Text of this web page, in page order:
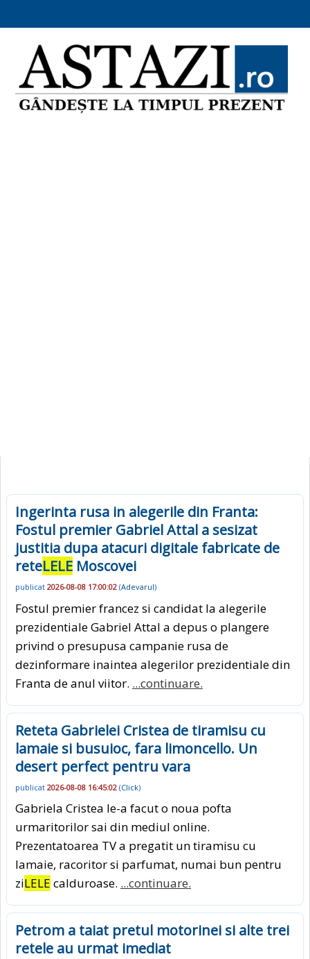
Ingerinta rusa in alegerile din Franta:
Fostul premier Gabriel Attal a sesizat
justitia dupa atacuri digitale fabricate de
reteLELE Moscovei
publicat 2026-08-08 17:00:02 (Adevarul)
Fostul premier francez si candidat la alegerile
prezidentiale Gabriel Attal a depus o plangere
privind o presupusa campanie rusa de
dezinformare inaintea alegerilor prezidentiale din
Franta de anul viitor. ...continuare.
Reteta Gabrielei Cristea de tiramisu cu
lamaie si busuioc, fara limoncello. Un
desert perfect pentru vara
publicat 2026-08-08 16:45:02 (Click)
Gabriela Cristea le-a facut o noua pofta
urmaritorilor sai din mediul online.
Prezentatoarea TV a pregatit un tiramisu cu
lamaie, racoritor si parfumat, numai bun pentru
ziLELE calduroase. ...continuare.
Petrom a taiat pretul motorinei si alte trei
retele au urmat imediat